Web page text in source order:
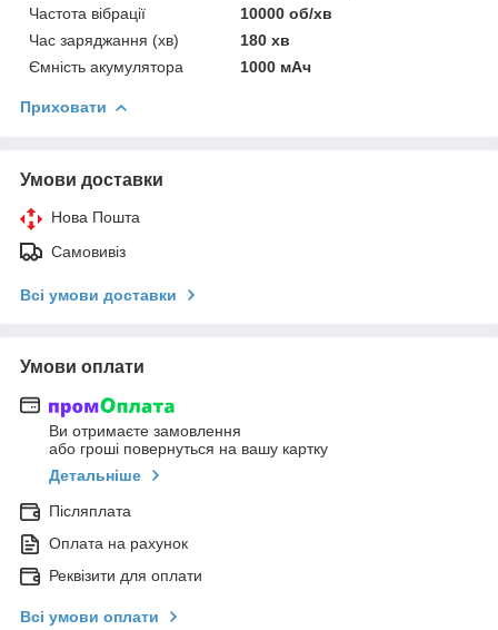
Частота вібрації
10000 об/хв
Час заряджання (хв)
180 хв
Ємність акумулятора
1000 мАч
Приховати
Умови доставки
Нова Пошта
Самовивіз
Всі умови доставки
Умови оплати
Ви отримаєте замовлення
або гроші повернуться на вашу картку
Детальніше
Післяплата
Оплата на рахунок
Реквізити для оплати
Всі умови оплати